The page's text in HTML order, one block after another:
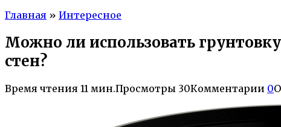
Главная » Интересное
Можно ли использовать
стен?
Время чтения 11 мин.Просмотры 30Комментарии 0